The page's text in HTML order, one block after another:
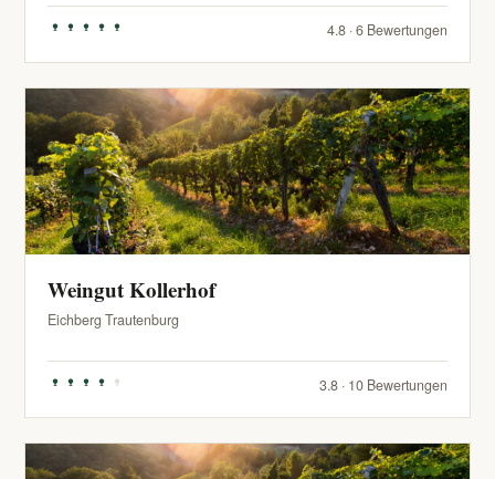
4.8 · 6 Bewertungen
Weingut Kollerhof
Eichberg Trautenburg
3.8 · 10 Bewertungen